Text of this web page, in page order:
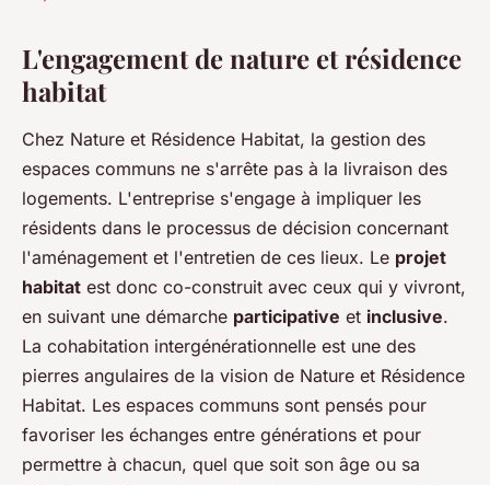
L'engagement de nature et résidence
habitat
Chez Nature et Résidence Habitat, la gestion des
espaces communs ne s'arrête pas à la livraison des
logements. L'entreprise s'engage à impliquer les
résidents dans le processus de décision concernant
l'aménagement et l'entretien de ces lieux. Le projet
habitat est donc co-construit avec ceux qui y vivront,
en suivant une démarche participative et inclusive.
La cohabitation intergénérationnelle est une des
pierres angulaires de la vision de Nature et Résidence
Habitat. Les espaces communs sont pensés pour
favoriser les échanges entre générations et pour
permettre à chacun, quel que soit son âge ou sa